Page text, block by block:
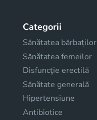
Categorii
Sănătatea bărbaților
Sănătatea femeilor
Disfuncţie erectilă
Sănătate generală
Hipertensiune
Antibiotice